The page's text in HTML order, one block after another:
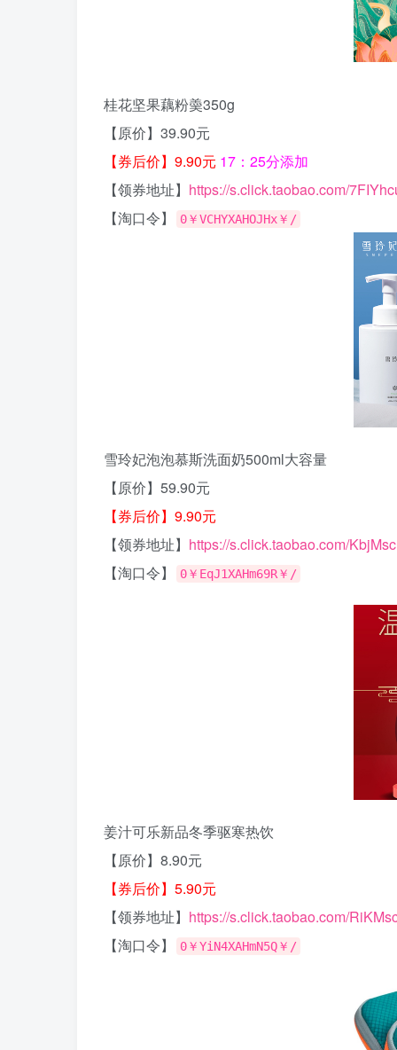
桂花坚果藕粉羮350g
【原价】39.90元
【券后价】9.90元 17：25分添加
【领券地址】 https://s.click.taobao.com/
【淘口令】
0￥VCHYXAHOJHx￥/
雪玲妃泡泡慕斯洗面奶500ml大容量
【原价】59.90元
【券后价】9.90元
【领券地址】 https://s.click.taobao.com/
【淘口令】
0￥EqJ1XAHm69R￥/
姜汁可乐新品冬季驱寒热饮
【原价】8.90元
【券后价】5.90元
【领券地址】 https://s.click.taobao.com/
【淘口令】
0￥YiN4XAHmN5Q￥/